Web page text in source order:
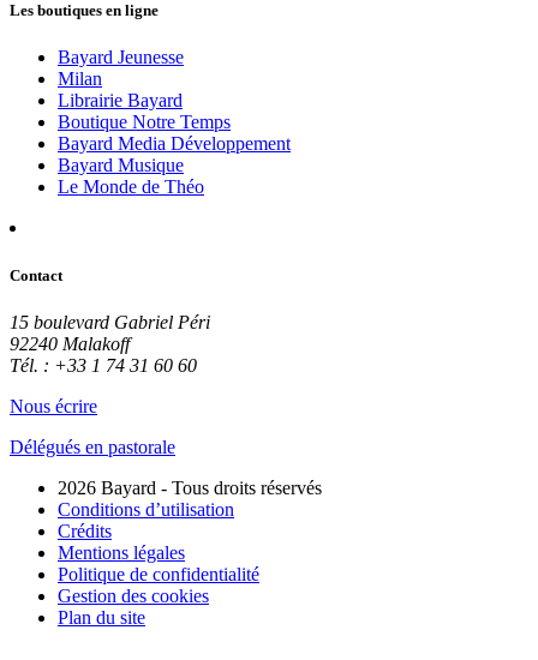
Les boutiques en ligne
Bayard Jeunesse
Milan
Librairie Bayard
Boutique Notre Temps
Bayard Media Développement
Bayard Musique
Le Monde de Théo
Contact
15 boulevard Gabriel Péri
92240 Malakoff
Tél. : +33 1 74 31 60 60
Nous écrire
Délégués en pastorale
2026 Bayard - Tous droits réservés
Conditions d’utilisation
Crédits
Mentions légales
Politique de confidentialité
Gestion des cookies
Plan du site